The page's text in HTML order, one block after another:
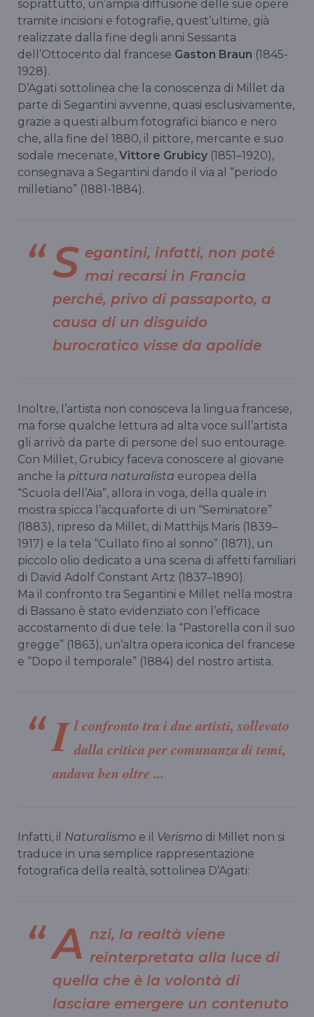
soprattutto, un’ampia diffusione delle sue opere
tramite incisioni e fotografie, quest’ultime, già
realizzate dalla fine degli anni Sessanta
dell’Ottocento dal francese Gaston Braun (1845-
1928).
D’Agati sottolinea che la conoscenza di Millet da
parte di Segantini avvenne, quasi esclusivamente,
grazie a questi album fotografici bianco e nero
che, alla fine del 1880, il pittore, mercante e suo
sodale mecenate, Vittore Grubicy (1851–1920),
consegnava a Segantini dando il via al “periodo
milletiano” (1881-1884).
S egantini, infatti, non poté
mai recarsi in Francia
perché, privo di passaporto, a
causa di un disguido
burocratico visse da apolide
Inoltre, l’artista non conosceva la lingua francese,
ma forse qualche lettura ad alta voce sull’artista
gli arrivò da parte di persone del suo entourage.
Con Millet, Grubicy faceva conoscere al giovane
anche la pittura naturalista europea della
“Scuola dell’Aia”, allora in voga, della quale in
mostra spicca l’acquaforte di un “Seminatore”
(1883), ripreso da Millet, di Matthijs Maris (1839–
1917) e la tela “Cullato fino al sonno” (1871), un
piccolo olio dedicato a una scena di affetti familiari
di David Adolf Constant Artz (1837–1890).
Ma il confronto tra Segantini e Millet nella mostra
di Bassano è stato evidenziato con l’efficace
accostamento di due tele: la “Pastorella con il suo
gregge” (1863), un’altra opera iconica del francese
e “Dopo il temporale” (1884) del nostro artista.
I l confronto tra i due artisti, sollevato
dalla critica per comunanza di temi,
andava ben oltre ...
Infatti, il Naturalismo e il Verismo di Millet non si
traduce in una semplice rappresentazione
fotografica della realtà, sottolinea D’Agati:
A nzi, la realtà viene
reinterpretata alla luce di
quella che è la volontà di
lasciare emergere un contenuto